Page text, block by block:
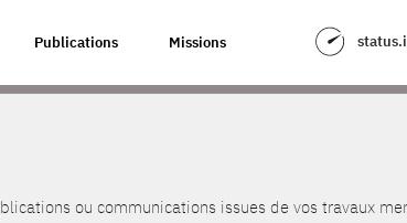
Publications Missions
ou communications issues de vos travaux